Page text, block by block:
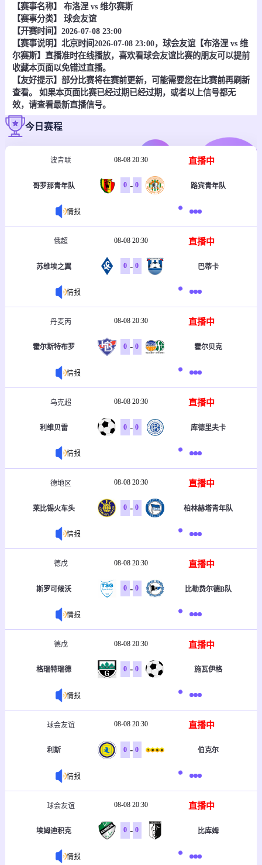
【赛事名称】 布洛涅 vs 维尔赛斯
【赛事分类】 球会友谊
【开赛时间】2026-07-08 23:00
【赛事说明】北京时间2026-07-08 23:00，球会友谊【布洛涅 vs 维
尔赛斯】直播准时在线播放，喜欢看球会友谊比赛的朋友可以提前
收藏本页面以免错过直播。
【友好提示】部分比赛将在赛前更新，可能需要您在比赛前再刷新
查看。 如果本页面比赛已经过期已经过期，或者以上信号都无
效，请查看最新直播信号。
今日赛程
波青联 08-08 20:30 直播中
哥罗那青年队 0 - 0 路宾青年队
情报
俄超 08-08 20:30 直播中
苏维埃之翼 0 - 0 巴蒂卡
情报
丹麦丙 08-08 20:30 直播中
霍尔斯特布罗 0 - 0 霍尔贝克
情报
乌克超 08-08 20:30 直播中
利维贝雷 0 - 0 库德里夫卡
情报
德地区 08-08 20:30 直播中
莱比锡火车头 0 - 0 柏林赫塔青年队
情报
德戊 08-08 20:30 直播中
斯罗可候沃 0 - 0 比勒费尔德B队
情报
德戊 08-08 20:30 直播中
格瑞特瑞德 0 - 0 施瓦伊格
情报
球会友谊 08-08 20:30 直播中
利斯 0 - 0 伯克尔
情报
球会友谊 08-08 20:30 直播中
埃姆迪积克 0 - 0 比库姆
情报